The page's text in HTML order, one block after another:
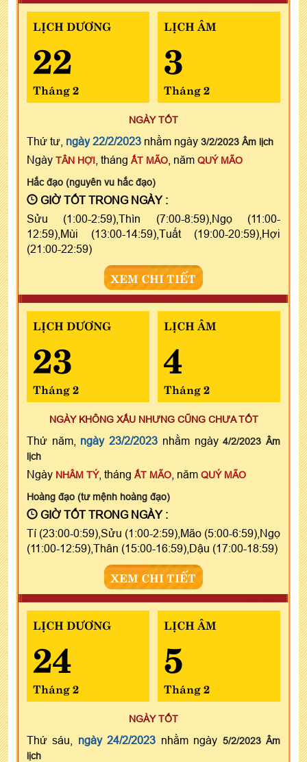
LỊCH DƯƠNG
22
Tháng 2
LỊCH ÂM
3
Tháng 2
NGÀY TỐT
Thứ tư, ngày 22/2/2023 nhằm ngày 3/2/2023 Âm lịch
Ngày TÂN HỢI , tháng ẤT MÃO , năm QUÝ MÃO
Hắc đạo (nguyên vu hắc đạo)
GIỜ TỐT TRONG NGÀY :
Sửu (1:00-2:59),Thìn (7:00-8:59),Ngọ (11:00-
12:59),Mùi (13:00-14:59),Tuất (19:00-20:59),Hợi
(21:00-22:59)
XEM CHI TIẾT
LỊCH DƯƠNG
23
Tháng 2
LỊCH ÂM
4
Tháng 2
NGÀY KHÔNG XẤU NHƯNG CŨNG CHƯA TỐT
Thứ năm, ngày 23/2/2023 nhằm ngày4/2/2023 Âm
lịch
Ngày NHÂM TÝ, tháng ẤT MÃO , năm QUÝ MÃO
Hoàng đạo (tư mệnh hoàng đạo)
GIỜ TỐT TRONG NGÀY :
Tí (23:00-0:59),Sửu (1:00-2:59),Mão (5:00-6:59),Ngọ
(11:00-12:59),Thân (15:00-16:59),Dậu (17:00-18:59)
XEM CHI TIẾT
LỊCH DƯƠNG
24
Tháng 2
LỊCH ÂM
5
Tháng 2
NGÀY TỐT
Thứ sáu, ngày 24/2/2023 nhằm ngày 5/2/2023 Âm
lịch